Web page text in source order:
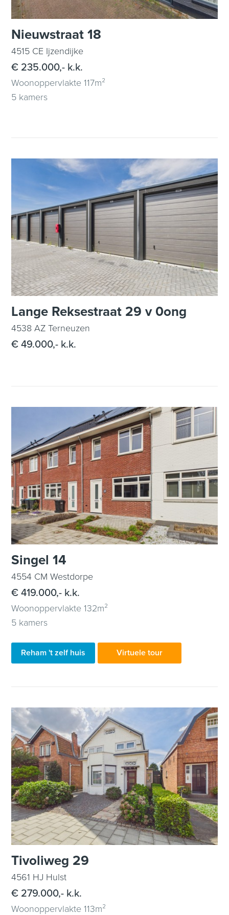
Nieuwstraat 18
4515 CE Ijzendijke
€ 235.000,- k.k.
Woonoppervlakte 117m²
5 kamers
Lange Reksestraat 29 v 0ong
4538 AZ Terneuzen
€ 49.000,- k.k.
Singel 14
4554 CM Westdorpe
€ 419.000,- k.k.
Woonoppervlakte 132m²
5 kamers
Reham 't zelf huis Virtuele tour
Tivoliweg 29
4561 HJ Hulst
€ 279.000,- k.k.
Woonoppervlakte 113m²